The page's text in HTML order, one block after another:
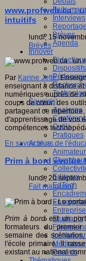
Faits
Interviews
Brèves
Agenda
Innover
Dispositifs
Savoir(s)
Analyses
Outils
Pratiques
Acteurs de
Editeurs
EdTech
Etudiants
Filières
Parents
www.profweb.ca :
intuitifs
lundi, 15
Brèves
Par Karine Jetté,
enseignant à distance
numériques auprès de
coups de cœur: des
partageant ce
d'apprentissage de vos
compétences
En savoir plus...
Prim à bord évolue !
lundi, 20
Fait marquant
Prim àbordest un
formateurs du
semaine des
l'école primaire. Il
existant au national